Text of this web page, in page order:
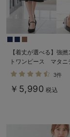
【着丈が選べる】強
トワンピース マタニ
も長く使える】
3件
￥5,990 税込